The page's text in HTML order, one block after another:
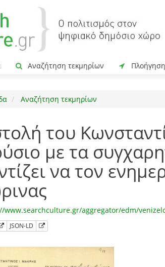
Αναζήτηση τεκμηρίων Πλοήγηση
Αναζήτηση τεκμηρίων
του
με τα
να τον
www.searchculture.gr/aggregator/edm/
JSON-LD